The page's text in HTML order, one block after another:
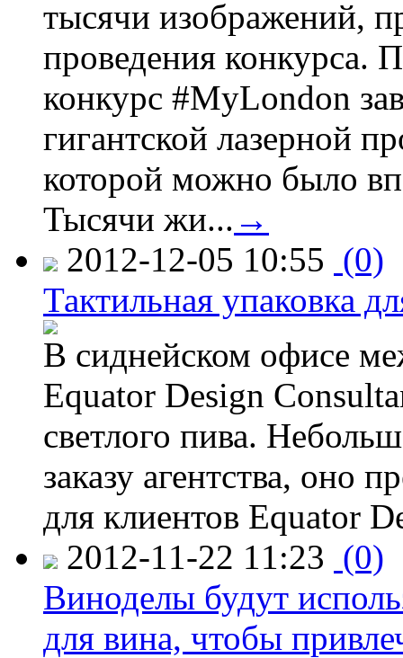
тысячи изображений,
проведения конкурса.
конкурс #MyLondon
гигантской лазерной
которой можно было
Тысячи жи... →
2012-12-05 10:55 (0)
Тактильная упаковка
В сиднейском офисе
Equator Design
светлого пива.
заказу агентства, оно
для клиентов Equator
2012-11-22 11:23 (0)
Виноделы будут
для вина, чтобы